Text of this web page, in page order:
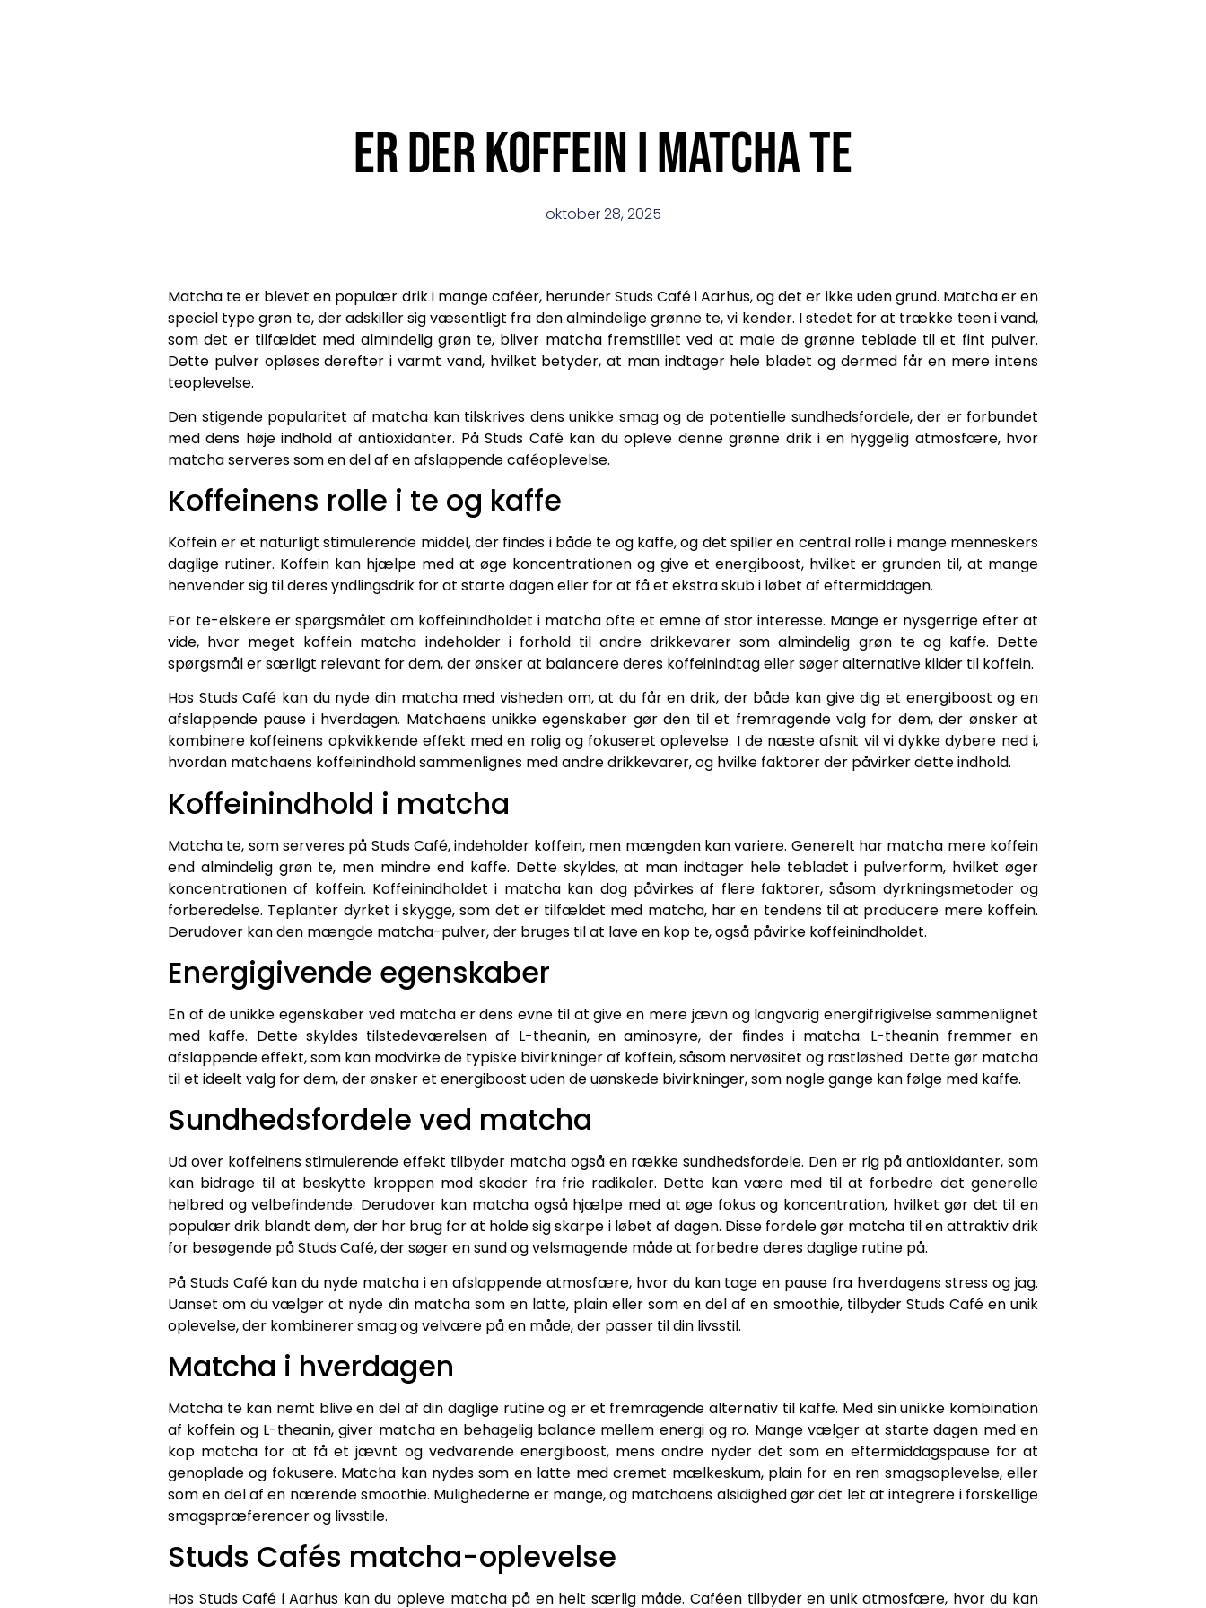
Er der koffein i matcha te
oktober 28, 2025
Matcha te er blevet en populær drik i mange caféer, herunder Studs Café i Aarhus, og det er ikke uden grund. Matcha er en
speciel type grøn te, der adskiller sig væsentligt fra den almindelige grønne te, vi kender. I stedet for at trække teen i vand,
som det er tilfældet med almindelig grøn te, bliver matcha fremstillet ved at male de grønne teblade til et fint pulver.
Dette pulver opløses derefter i varmt vand, hvilket betyder, at man indtager hele bladet og dermed får en mere intens
teoplevelse.
Den stigende popularitet af matcha kan tilskrives dens unikke smag og de potentielle sundhedsfordele, der er forbundet
med dens høje indhold af antioxidanter. På Studs Café kan du opleve denne grønne drik i en hyggelig atmosfære, hvor
matcha serveres som en del af en afslappende caféoplevelse.
Koffeinens rolle i te og kaffe
Koffein er et naturligt stimulerende middel, der findes i både te og kaffe, og det spiller en central rolle i mange menneskers
daglige rutiner. Koffein kan hjælpe med at øge koncentrationen og give et energiboost, hvilket er grunden til, at mange
henvender sig til deres yndlingsdrik for at starte dagen eller for at få et ekstra skub i løbet af eftermiddagen.
For te-elskere er spørgsmålet om koffeinindholdet i matcha ofte et emne af stor interesse. Mange er nysgerrige efter at
vide, hvor meget koffein matcha indeholder i forhold til andre drikkevarer som almindelig grøn te og kaffe. Dette
spørgsmål er særligt relevant for dem, der ønsker at balancere deres koffeinindtag eller søger alternative kilder til koffein.
Hos Studs Café kan du nyde din matcha med visheden om, at du får en drik, der både kan give dig et energiboost og en
afslappende pause i hverdagen. Matchaens unikke egenskaber gør den til et fremragende valg for dem, der ønsker at
kombinere koffeinens opkvikkende effekt med en rolig og fokuseret oplevelse. I de næste afsnit vil vi dykke dybere ned i,
hvordan matchaens koffeinindhold sammenlignes med andre drikkevarer, og hvilke faktorer der påvirker dette indhold.
Koffeinindhold i matcha
Matcha te, som serveres på Studs Café, indeholder koffein, men mængden kan variere. Generelt har matcha mere koffein
end almindelig grøn te, men mindre end kaffe. Dette skyldes, at man indtager hele tebladet i pulverform, hvilket øger
koncentrationen af koffein. Koffeinindholdet i matcha kan dog påvirkes af flere faktorer, såsom dyrkningsmetoder og
forberedelse. Teplanter dyrket i skygge, som det er tilfældet med matcha, har en tendens til at producere mere koffein.
Derudover kan den mængde matcha-pulver, der bruges til at lave en kop te, også påvirke koffeinindholdet.
Energigivende egenskaber
En af de unikke egenskaber ved matcha er dens evne til at give en mere jævn og langvarig energifrigivelse sammenlignet
med kaffe. Dette skyldes tilstedeværelsen af L-theanin, en aminosyre, der findes i matcha. L-theanin fremmer en
afslappende effekt, som kan modvirke de typiske bivirkninger af koffein, såsom nervøsitet og rastløshed. Dette gør matcha
til et ideelt valg for dem, der ønsker et energiboost uden de uønskede bivirkninger, som nogle gange kan følge med kaffe.
Sundhedsfordele ved matcha
Ud over koffeinens stimulerende effekt tilbyder matcha også en række sundhedsfordele. Den er rig på antioxidanter, som
kan bidrage til at beskytte kroppen mod skader fra frie radikaler. Dette kan være med til at forbedre det generelle
helbred og velbefindende. Derudover kan matcha også hjælpe med at øge fokus og koncentration, hvilket gør det til en
populær drik blandt dem, der har brug for at holde sig skarpe i løbet af dagen. Disse fordele gør matcha til en attraktiv drik
for besøgende på Studs Café, der søger en sund og velsmagende måde at forbedre deres daglige rutine på.
På Studs Café kan du nyde matcha i en afslappende atmosfære, hvor du kan tage en pause fra hverdagens stress og jag.
Uanset om du vælger at nyde din matcha som en latte, plain eller som en del af en smoothie, tilbyder Studs Café en unik
oplevelse, der kombinerer smag og velvære på en måde, der passer til din livsstil.
Matcha i hverdagen
Matcha te kan nemt blive en del af din daglige rutine og er et fremragende alternativ til kaffe. Med sin unikke kombination
af koffein og L-theanin, giver matcha en behagelig balance mellem energi og ro. Mange vælger at starte dagen med en
kop matcha for at få et jævnt og vedvarende energiboost, mens andre nyder det som en eftermiddagspause for at
genoplade og fokusere. Matcha kan nydes som en latte med cremet mælkeskum, plain for en ren smagsoplevelse, eller
som en del af en nærende smoothie. Mulighederne er mange, og matchaens alsidighed gør det let at integrere i forskellige
smagspræferencer og livsstile.
Studs Cafés matcha-oplevelse
Hos Studs Café i Aarhus kan du opleve matcha på en helt særlig måde. Caféen tilbyder en unik atmosfære, hvor du kan